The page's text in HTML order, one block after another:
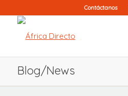
Contáctanos
Blog/News